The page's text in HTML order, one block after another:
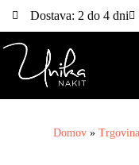
Dostava: 2 do 4 dni
Domov »Trgovina